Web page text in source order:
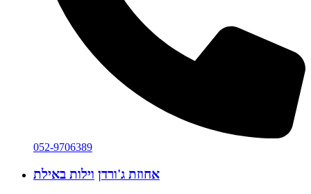
052-9706389
אחוזת ג'ורדן וילות באילת